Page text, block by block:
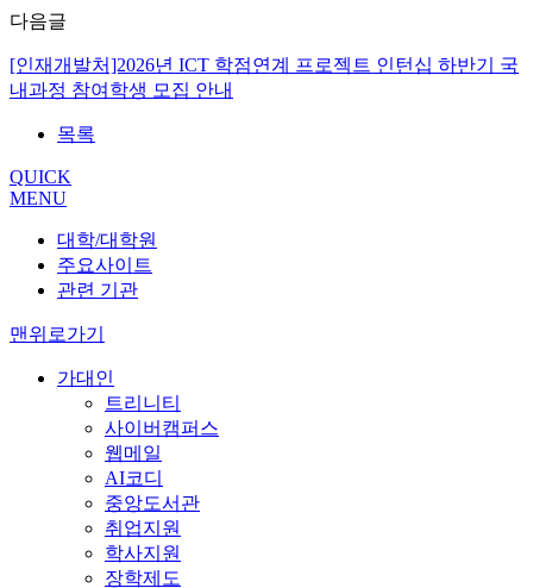
다음글
[인재개발처]2026년 ICT 학점연계 프로젝트 인턴십 하반기 국
내과정 참여학생 모집 안내
목록
QUICK
MENU
대학/대학원
주요사이트
관련 기관
맨위로가기
가대인
트리니티
사이버캠퍼스
웹메일
AI코디
중앙도서관
취업지원
학사지원
장학제도